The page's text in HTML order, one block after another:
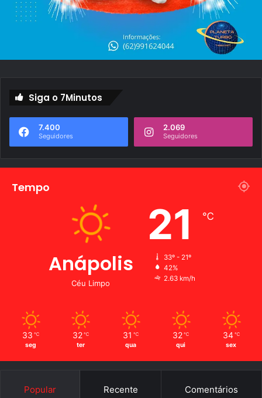
Siga o 7Minutos
7.400
Seguidores
2.069
Seguidores
Tempo
Anápolis
Céu Limpo
21 ℃
33º - 21º
42%
2.63 km/h
33 ℃
seg
32 ℃
ter
31 ℃
qua
32 ℃
qui
34 ℃
sex
Popular Recente Comentários